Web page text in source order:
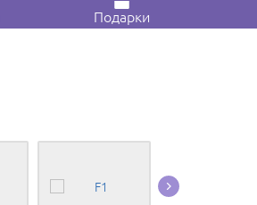
Подарки